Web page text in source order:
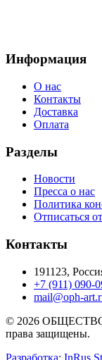
Информация
О нас
Контакты
Доставка
Оплата
Разделы
Новости
Пресса о нас
Политика
Отписаться
Контакты
191123,
+7 (911) 090-
mail@oph-
© 2026
права защищены.
Разработка: InRus